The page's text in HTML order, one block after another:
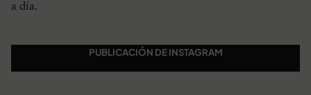
a día.
PUBLICACIÓN DE INSTAGRAM